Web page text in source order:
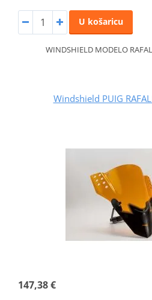
U košaricu
WINDSHIELD MODELO
Windshield PUIG
147,38 €